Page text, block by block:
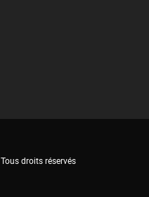
Tous droits réservés